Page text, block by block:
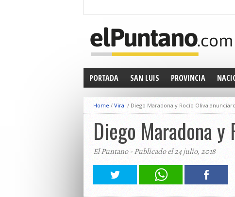
PORTADA SAN LUIS PROVINCIA
Home / Viral / Diego Maradona y Rocío Oliva
Diego Maradona
El Puntano - Publicado el 24 julio, 2018